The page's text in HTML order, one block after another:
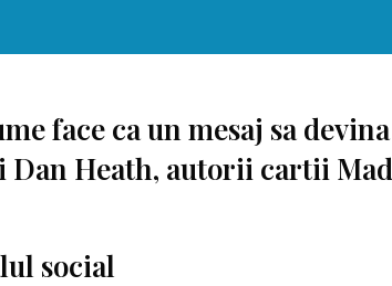
face ca un mesaj sa
Dan Heath, autorii cartii
social